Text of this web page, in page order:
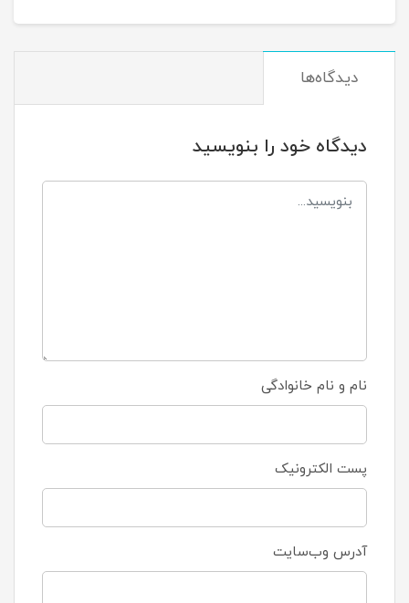
دیدگاه‌ها
دیدگاه خود را بنویسید
نام و نام خانوادگی
پست الکترونیک
آدرس وب‌سایت